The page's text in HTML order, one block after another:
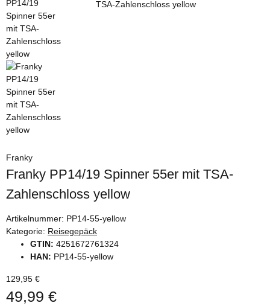
Franky
Franky PP14/19 Spinner 55er mit TSA-
Zahlenschloss yellow
Artikelnummer: PP14-55-yellow
Kategorie: Reisegepäck
GTIN: 4251672761324
HAN: PP14-55-yellow
129,95 €
49,99 €